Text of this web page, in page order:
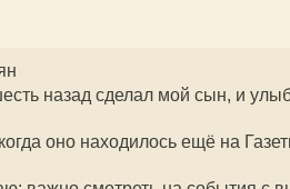
назад сделал мой сын, и
оно находилось ещё на